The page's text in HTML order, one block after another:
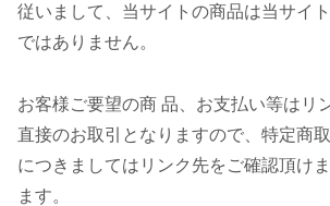
従いまして、当サイトの商品は当サイ
ではありません。
お客様ご要望の商 品、お支払い等はリ
直接のお取引となりますので、特定商
につきましてはリンク先をご確認頂け
ます。